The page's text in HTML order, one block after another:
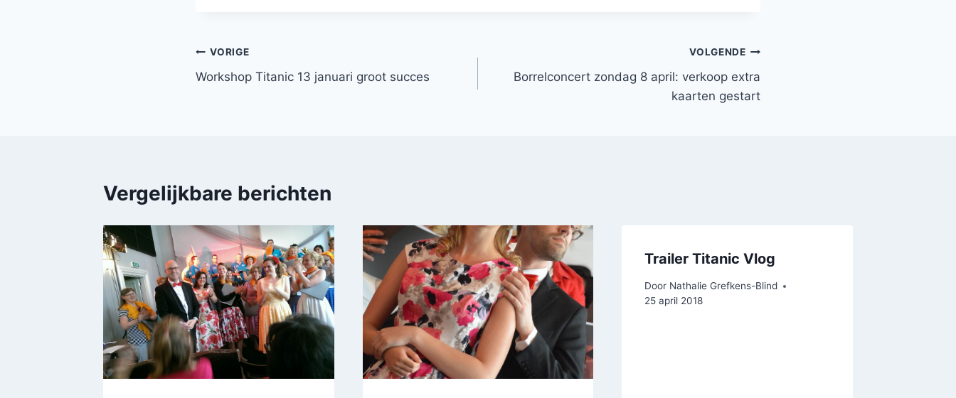
Bericht
navigatie
VORIGE
Workshop Titanic 13 januari groot succes
VOLGENDE
Borrelconcert zondag 8 april: verkoop extra
kaarten gestart
Vergelijkbare berichten
Trailer Titanic Vlog
Door Nathalie Grefkens-Blind
25 april 2018